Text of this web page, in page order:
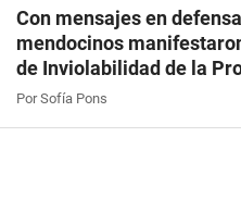
Con mensajes en
mendocinos
de Inviolabilidad de la
Por Sofía Pons